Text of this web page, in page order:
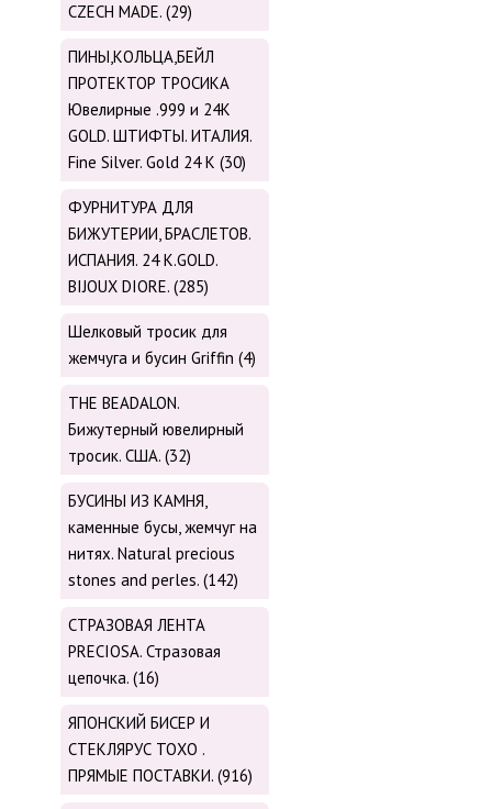
CZECH MADE. (29)
ПИНЫ,КОЛЬЦА,БЕЙЛ
ПРОТЕКТОР ТРОСИКА
Ювелирные .999 и 24К
GOLD. ШТИФТЫ. ИТАЛИЯ.
Fine Silver. Gold 24 K (30)
ФУРНИТУРА ДЛЯ
БИЖУТЕРИИ, БРАСЛЕТОВ.
ИСПАНИЯ. 24 K.GOLD.
BIJOUX DIORE. (285)
Шелковый тросик для
жемчуга и бусин Griffin (4)
THE BEADALON.
Бижутерный ювелирный
тросик. США. (32)
БУСИНЫ ИЗ КАМНЯ,
каменные бусы, жемчуг на
нитях. Natural precious
stones and perles. (142)
СТРАЗОВАЯ ЛЕНТА
PRECIOSA. Стразовая
цепочка. (16)
ЯПОНСКИЙ БИСЕР И
СТЕКЛЯРУС TOХО .
ПРЯМЫЕ ПОСТАВКИ. (916)